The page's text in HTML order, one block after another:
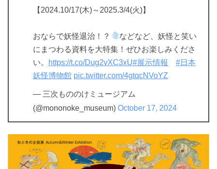
【2024.10/17(木)～2025.3/4(火)】
おならで妖怪退治！？
などなど、妖怪と笑い
にまつわる資料を大特集！ぜひお楽しみくださ
い。
https://t.co/Dug2vXC3xU#展示情報
#日本
妖怪博物館 pic.twitter.com/4gtqcNVoYZ
— 三次もののけミュージアム
(@mononoke_museum) October 17, 2024